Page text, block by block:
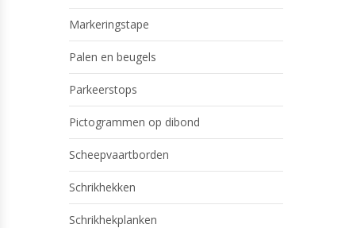
Markeringstape
Palen en beugels
Parkeerstops
Pictogrammen op dibond
Scheepvaartborden
Schrikhekken
Schrikhekplanken